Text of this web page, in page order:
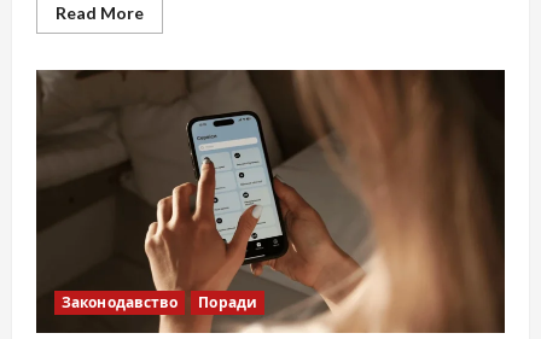
Read MoreRead
more
готівку
монобанку:
повний
новачків
просунутих
у
2026
році
Законодавство Поради